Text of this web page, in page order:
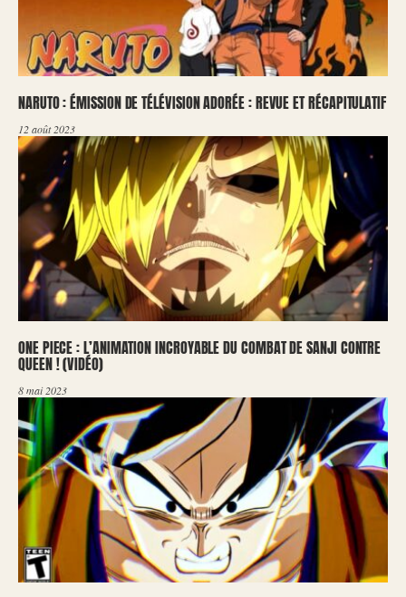
NARUTO : ÉMISSION DE TÉLÉVISION ADORÉE : REVUE ET RÉCAPITULATIF
12 août 2023
ONE PIECE : L’ANIMATION INCROYABLE DU COMBAT DE SANJI CONTRE
QUEEN ! (VIDÉO)
8 mai 2023